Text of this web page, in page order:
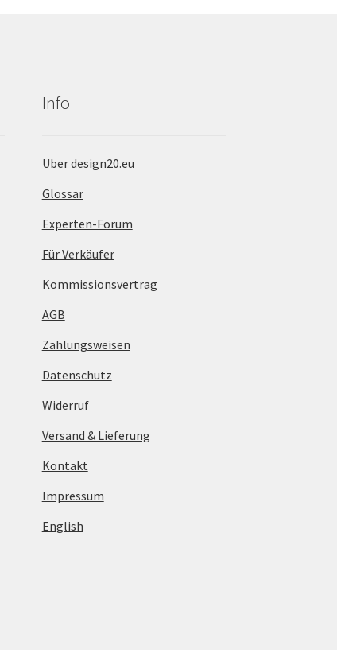
Info
Über design20.eu
Glossar
Experten-Forum
Für Verkäufer
Kommissionsvertrag
AGB
Zahlungsweisen
Datenschutz
Widerruf
Versand & Lieferung
Kontakt
Impressum
English